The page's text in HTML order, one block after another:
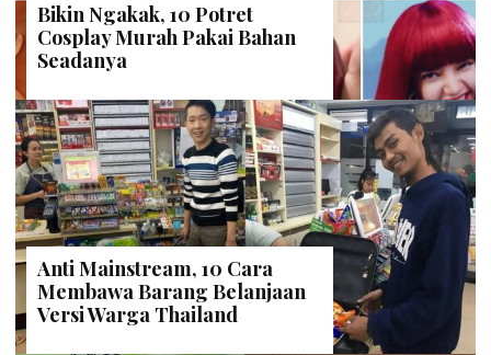
Bikin Ngakak, 10 Potret
Cosplay Murah Pakai Bahan
Seadanya
Anti Mainstream, 10 Cara
Membawa Barang Belanjaan
Versi Warga Thailand